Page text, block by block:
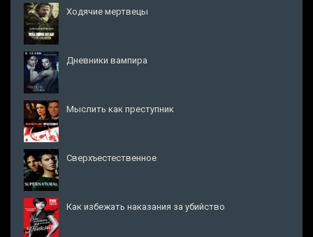
Ходячие мертвецы
Дневники вампира
Мыслить как преступник
Сверхъестественное
Как избежать наказания за убийство